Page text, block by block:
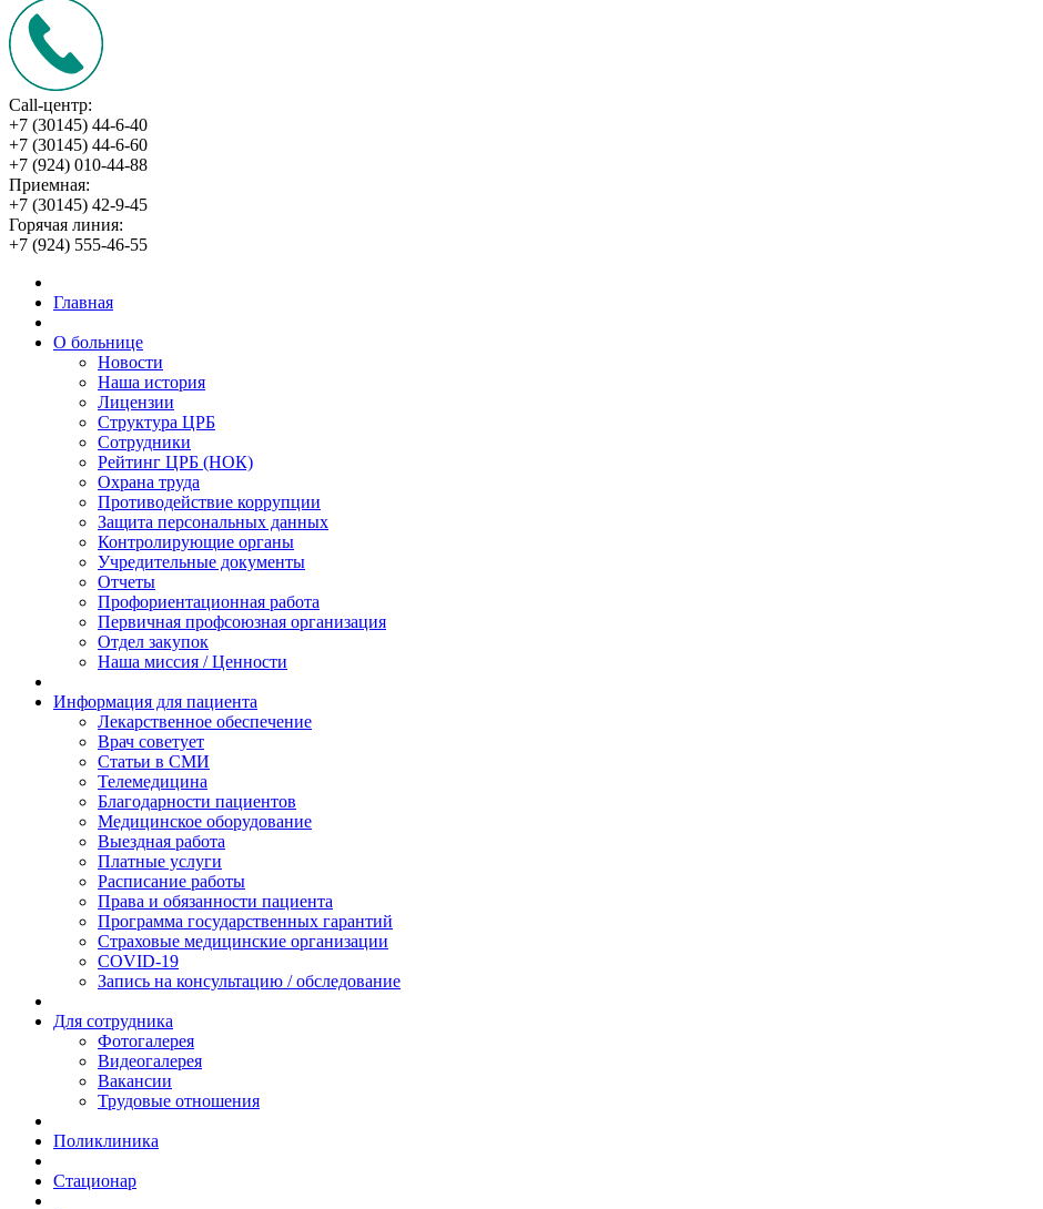
Call-центр:
+7 (30145) 44-6-40
+7 (30145) 44-6-60
+7 (924) 010-44-88
Приемная:
+7 (30145) 42-9-45
Горячая линия:
+7 (924) 555-46-55
Главная
О больнице
Новости
Наша история
Лицензии
Структура ЦРБ
Сотрудники
Рейтинг ЦРБ (НОК)
Охрана труда
Противодействие коррупции
Защита персональных данных
Контролирующие органы
Учредительные документы
Отчеты
Профориентационная работа
Первичная профсоюзная организация
Отдел закупок
Наша миссия / Ценности
Информация для пациента
Лекарственное обеспечение
Врач советует
Статьи в СМИ
Телемедицина
Благодарности пациентов
Медицинское оборудование
Выездная работа
Платные услуги
Расписание работы
Права и обязанности пациента
Программа государственных гарантий
Страховые медицинские организации
COVID-19
Запись на консультацию / обследование
Для сотрудника
Фотогалерея
Видеогалерея
Вакансии
Трудовые отношения
Поликлиника
Стационар